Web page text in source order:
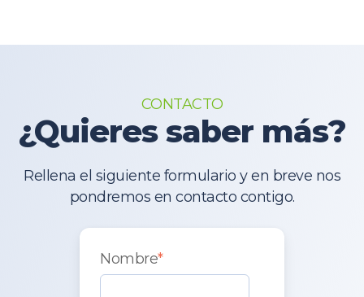
CONTACTO
¿Quieres saber más?
Rellena el siguiente formulario y en breve nos
pondremos en contacto contigo.
Nombre*